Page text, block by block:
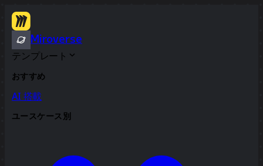
Miroverse
テンプレート
おすすめ
AI 搭載
ユースケース別